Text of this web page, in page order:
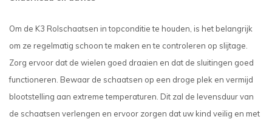
Om de K3 Rolschaatsen in topconditie te houden, is het belangrijk
om ze regelmatig schoon te maken en te controleren op slijtage.
Zorg ervoor dat de wielen goed draaien en dat de sluitingen goed
functioneren. Bewaar de schaatsen op een droge plek en vermijd
blootstelling aan extreme temperaturen. Dit zal de levensduur van
de schaatsen verlengen en ervoor zorgen dat uw kind veilig en met